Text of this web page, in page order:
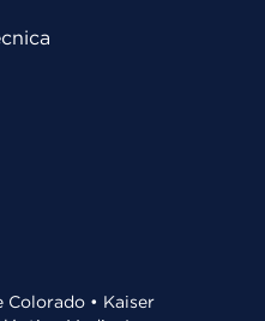
Colorado • Kaiser